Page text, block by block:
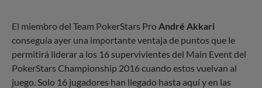
El miembro del Team PokerStars Pro André Akkari
conseguía ayer una importante ventaja de puntos que le
permitirá liderar a los 16 supervivientes del Main Event del
PokerStars Championship 2016 cuando estos vuelvan al
juego. Solo 16 jugadores han llegado hasta aquí y en las